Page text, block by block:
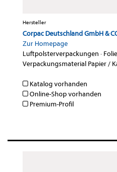
Hersteller
Corpac Deutschland GmbH &
Zur Homepage
Luftpolsterverpackungen ·
Verpackungsmaterial Papier /
Katalog vorhanden
Online-Shop vorhanden
Premium-Profil